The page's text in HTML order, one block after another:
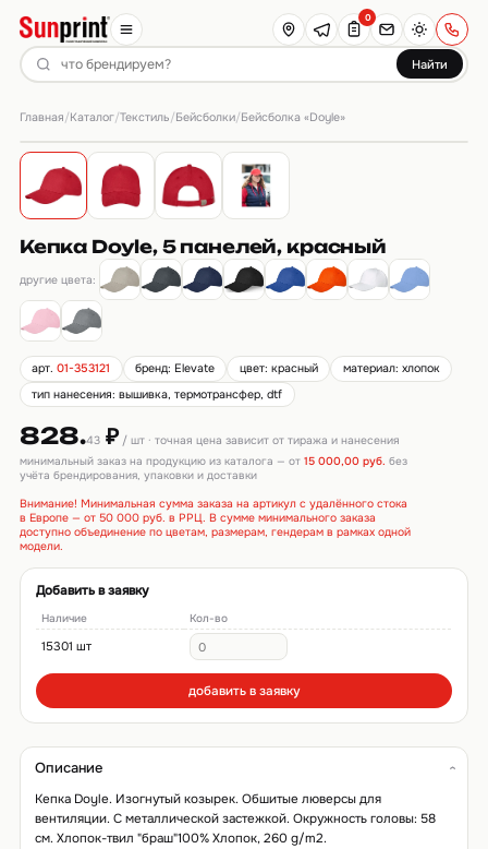
Найти
0
Главная/Каталог/Текстиль/Бейсболки/Бейсболка «Doyle»
Кепка Doyle, 5 панелей, красный
другие цвета:
арт.01-353121 бренд: Elevate цвет: красный
материал: хлопок
тип нанесения: вышивка, термотрансфер, dtf
828.43₽/ шт · точная цена зависит от тиража и нанесения
минимальный заказ на продукцию из каталога — от 15 000,00 руб. без
учёта брендирования, упаковки и доставки
Внимание! Минимальная сумма заказа на артикул с удалённого стока
в Европе — от 50 000 руб. в РРЦ. В сумме минимального заказа
доступно объединение по цветам, размерам, гендерам в рамках одной
модели.
Добавить в заявку
Наличие Кол-во
15301 шт
добавить в заявку
Описание
Кепка Doyle. Изогнутый козырек. Обшитые люверсы для
вентиляции. С металлической застежкой. Окружность головы: 58
см. Хлопок-твил "браш"100% Хлопок, 260 g/m2.